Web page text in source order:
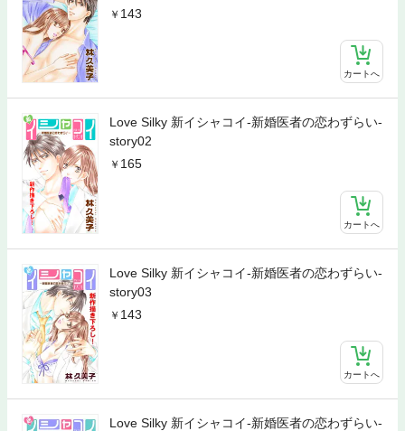
143
カートへ
Love Silky 新イシャコイ-新婚医者の恋わずらい-
story02
165
カートへ
Love Silky 新イシャコイ-新婚医者の恋わずらい-
story03
143
カートへ
Love Silky 新イシャコイ-新婚医者の恋わずらい-